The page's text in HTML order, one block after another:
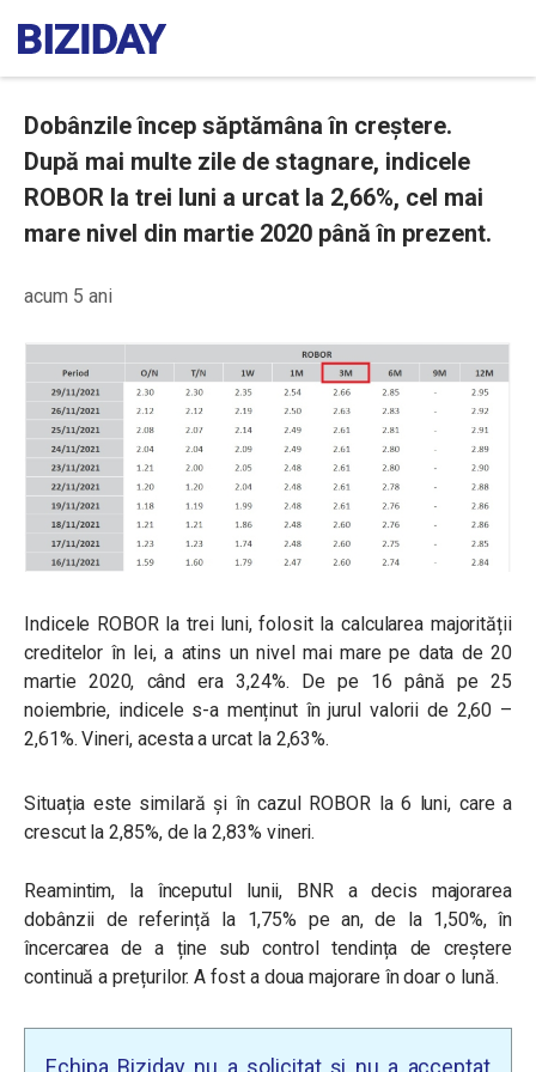
Dobânzile încep săptămâna în creștere.
După mai multe zile de stagnare, indicele
ROBOR la trei luni a urcat la 2,66%, cel mai
mare nivel din martie 2020 până în prezent.
acum 5 ani
Indicele ROBOR la trei luni, folosit la calcularea majorității
creditelor în lei, a atins un nivel mai mare pe data de 20
martie 2020, când era 3,24%. De pe 16 până pe 25
noiembrie, indicele s-a menținut în jurul valorii de 2,60 –
2,61%. Vineri, acesta a urcat la 2,63%.
Situația este similară și în cazul ROBOR la 6 luni, care a
crescut la 2,85%, de la 2,83% vineri.
Reamintim, la începutul lunii, BNR a decis majorarea
dobânzii de referință la 1,75% pe an, de la 1,50%, în
încercarea de a ține sub control tendința de creștere
continuă a prețurilor. A fost a doua majorare în doar o lună.
Echipa Biziday nu a solicitat și nu a acceptat